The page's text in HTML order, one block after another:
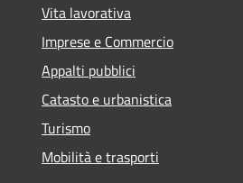
Vita lavorativa
Imprese e Commercio
Appalti pubblici
Catasto e urbanistica
Turismo
Mobilità e trasporti